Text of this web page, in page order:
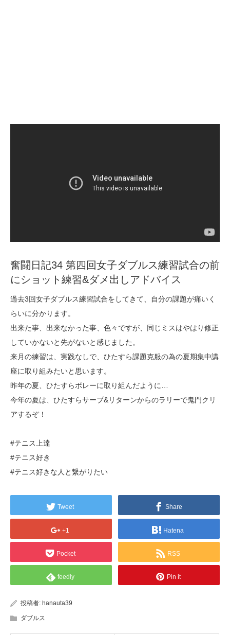
奮闘日記34 第四回女子ダブルス練習試合の前
にショット練習&ダメ出しアドバイス
過去3回女子ダブルス練習試合をしてきて、自分の課題が痛いく
らいに分かります。
出来た事、出来なかった事、色々ですが、同じミスはやはり修正
していかないと先がないと感じました。
来月の練習は、実践なしで、ひたすら課題克服の為の夏期集中講
座に取り組みたいと思います。
昨年の夏、ひたすらボレーに取り組んだように…
今年の夏は、ひたすらサーブ&リターンからのラリーで鬼門クリ
アするぞ！
#テニス上達
#テニス好き
#テニス好きな人と繋がりたい
Tweet Share
+1 Hatena
Pocket RSS
feedly Pin it
投稿者: hanauta39
ダブルス